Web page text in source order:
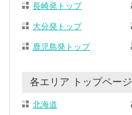
長崎発トップ
大分発トップ
鹿児島発トップ
各エリア トップページ
北海道